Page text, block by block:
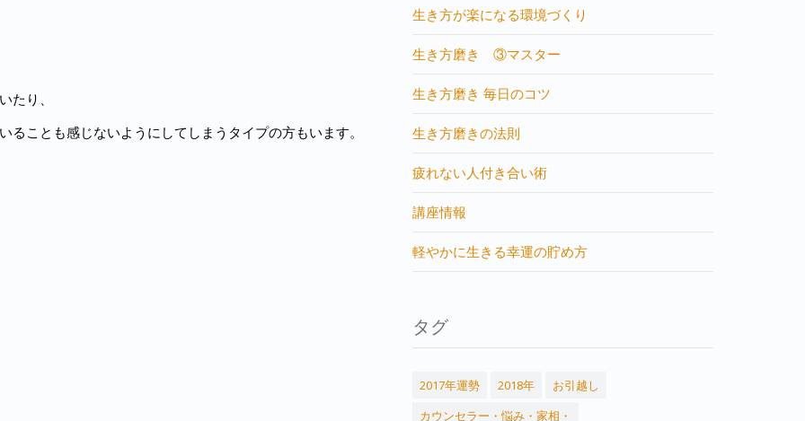
たり、
ことも感じないようにしてしまうタイプの方もいます。
生き方が楽になる環境づくり
生き方磨き ③マスター
生き方磨き 毎日のコツ
生き方磨きの法則
疲れない人付き合い術
講座情報
軽やかに生きる幸運の貯め方
タグ
2017年運勢 2018年
お引越し
カウンセラー・悩み・家相・